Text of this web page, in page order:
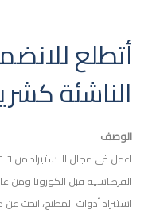
أتطلع
الناشئة
الوصف
استيراد أدوات المطبخ، ابحث